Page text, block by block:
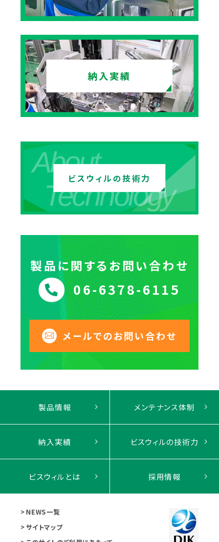
納入実績
About
Technology
ビスウィルの技術力
製品に関するお問い合わせ
06-6378-6115
メールでのお問い合わせ
製品情報 メンテナンス体制
納入実績 ビスウィルの技術力
ビスウィルとは 採用情報
NEWS一覧
サイトマップ